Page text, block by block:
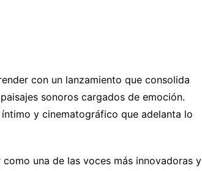
con un lanzamiento que consolida
sonoros cargados de emoción.
íntimo y cinematográfico que adelanta lo
una de las voces más innovadoras y